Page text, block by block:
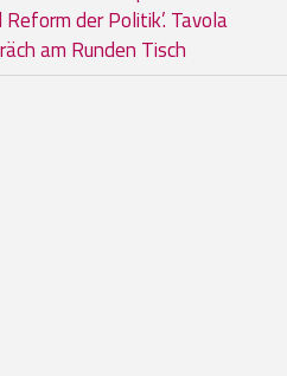
der Politik’. Tavola
am Runden Tisch